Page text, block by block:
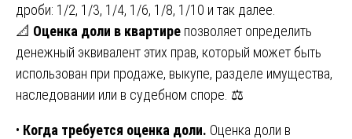
дроби: 1/2, 1/3, 1/4, 1/6, 1/8, 1/10 и так далее.
📐 Оценка доли в квартире позволяет определить
денежный эквивалент этих прав, который может быть
использован при продаже, выкупе, разделе имущества,
наследовании или в судебном споре. ⚖️
• Когда требуется оценка доли. Оценка доли в